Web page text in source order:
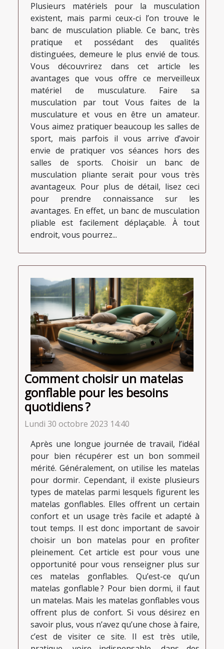
Plusieurs matériels pour la musculation
existent, mais parmi ceux-ci l’on trouve le
banc de musculation pliable. Ce banc, très
pratique et possédant des qualités
distinguées, demeure le plus envié de tous.
Vous découvrirez dans cet article les
avantages que vous offre ce merveilleux
matériel de musculature. Faire sa
musculation par tout Vous faites de la
musculature et vous en être un amateur.
Vous aimez pratiquer beaucoup les salles de
sport, mais parfois il vous arrive d’avoir
envie de pratiquer vos séances hors des
salles de sports. Choisir un banc de
musculation pliante serait pour vous très
avantageux. Pour plus de détail, lisez ceci
pour prendre connaissance sur les
avantages. En effet, un banc de musculation
pliable est facilement déplaçable. À tout
endroit, vous pourrez...
Comment choisir un matelas
gonflable pour les besoins
quotidiens ?
Lundi 30 octobre 2023 14:40
Après une longue journée de travail, l’idéal
pour bien récupérer est un bon sommeil
mérité. Généralement, on utilise les matelas
pour dormir. Cependant, il existe plusieurs
types de matelas parmi lesquels figurent les
matelas gonflables. Elles offrent un certain
confort et un usage très facile et adapté à
tout temps. Il est donc important de savoir
choisir un bon matelas pour en profiter
pleinement. Cet article est pour vous une
opportunité pour vous renseigner plus sur
ces matelas gonflables. Qu’est-ce qu’un
matelas gonflable ? Pour bien dormi, il faut
un matelas. Mais les matelas gonflables vous
offrent plus de confort. Si vous désirez en
savoir plus, vous n’avez qu’une chose à faire,
c’est de visiter ce site. Il est très utile,